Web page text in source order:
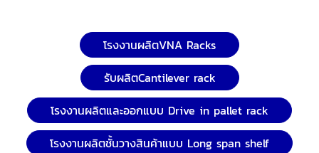
โรงงานผลิตVNA Racks
รับผลิตCantilever rack
โรงงานผลิตและออกแบบ Drive in pallet rack
โรงงานผลิตชั้นวางสินค้าแบบ Long span shelf